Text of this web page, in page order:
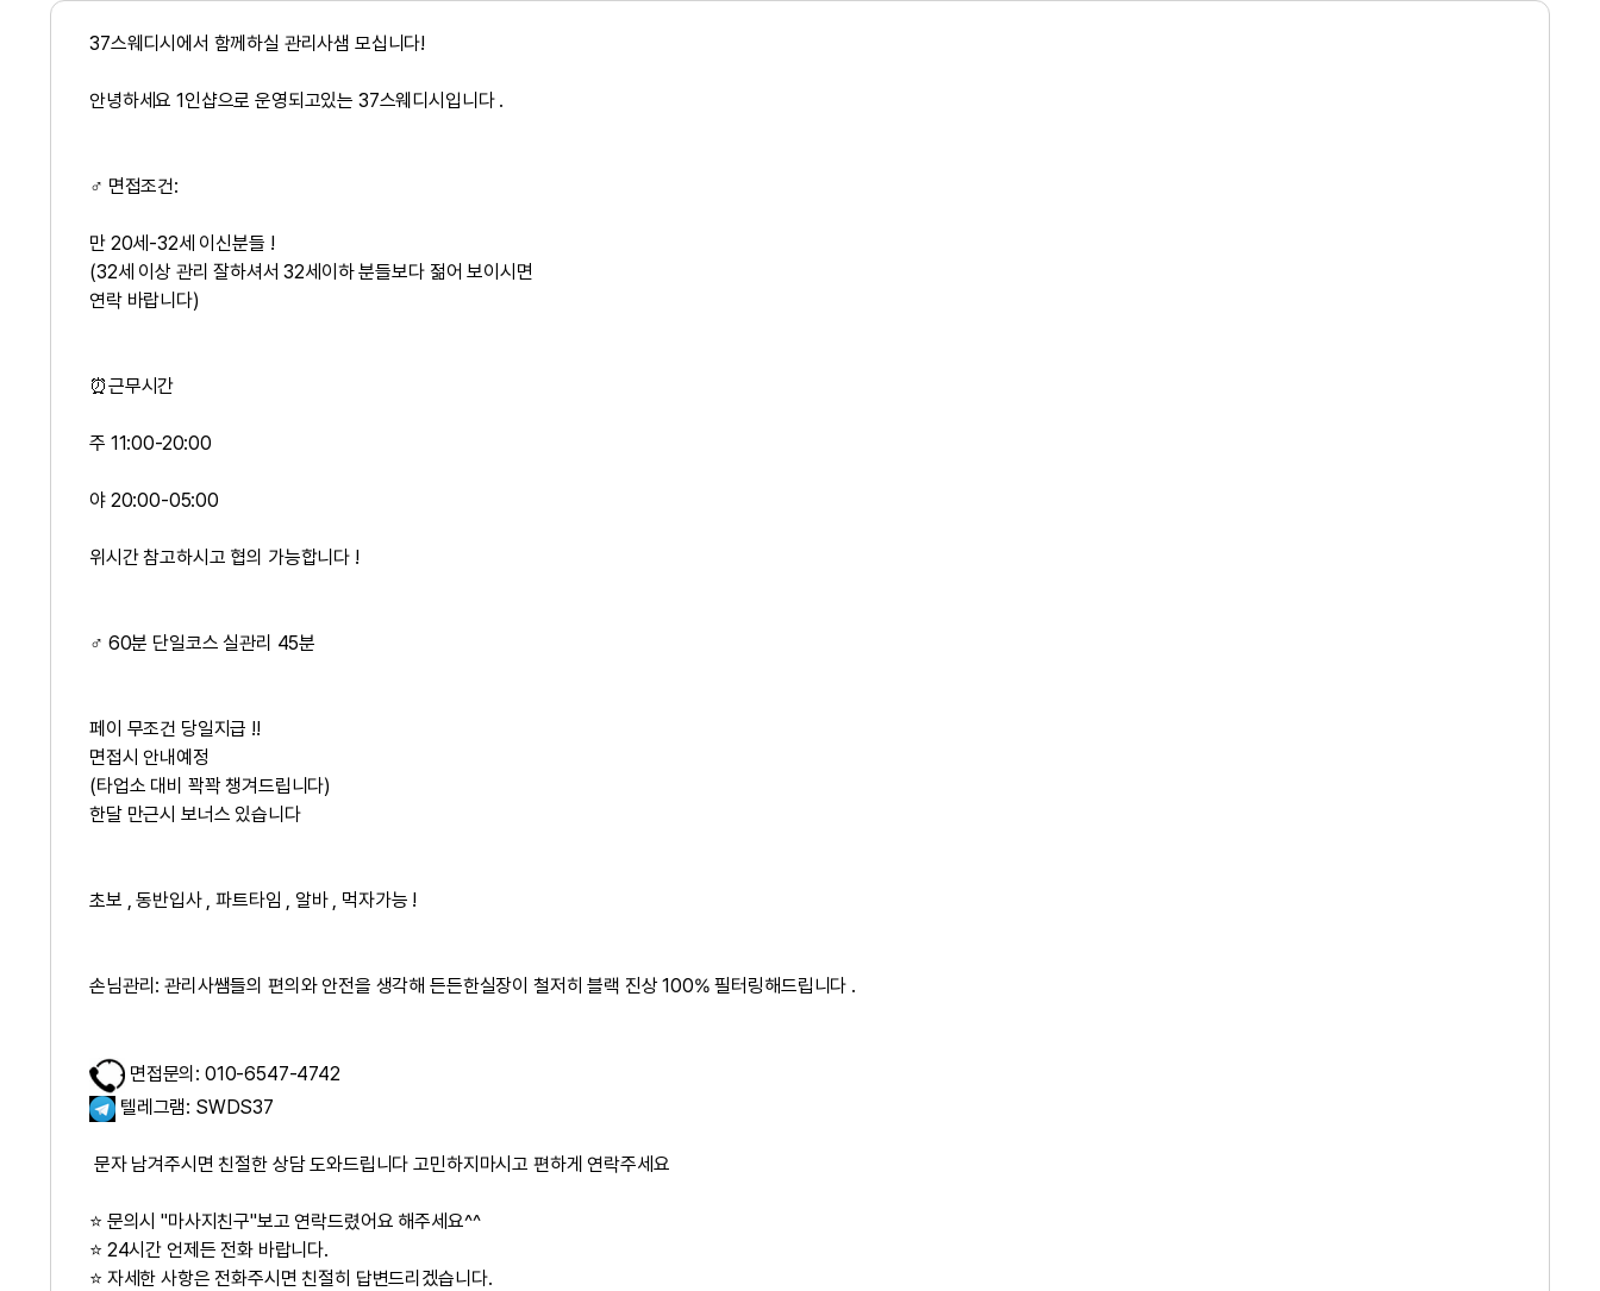
37스웨디시에서 함께하실 관리사샘 모십니다!
안녕하세요 1인샵으로 운영되고있는 37스웨디시입니다 .
‍♂️ 면접조건:
만 20세-32세 이신분들 !
(32세 이상 관리 잘하셔서 32세이하 분들보다 젊어 보이시면
연락 바랍니다)
⏰근무시간
주 11:00-20:00
야 20:00-05:00
위시간 참고하시고 협의 가능합니다 !
‍♂️ 60분 단일코스 실관리 45분
페이 무조건 당일지급 !!
면접시 안내예정
(타업소 대비 꽉꽉 챙겨드립니다)
한달 만근시 보너스 있습니다
초보 , 동반입사 , 파트타임 , 알바 , 먹자가능 !
손님관리: 관리사쌤들의 편의와 안전을 생각해 든든한실장이 철저히 블랙 진상 100% 필터링해드립니다 .
면접문의: 010-6547-4742
텔레그램: SWDS37
문자 남겨주시면 친절한 상담 도와드립니다 고민하지마시고 편하게 연락주세요
⭐ 문의시 "마사지친구"보고 연락드렸어요 해주세요^^
⭐ 24시간 언제든 전화 바랍니다.
⭐ 자세한 사항은 전화주시면 친절히 답변드리겠습니다.